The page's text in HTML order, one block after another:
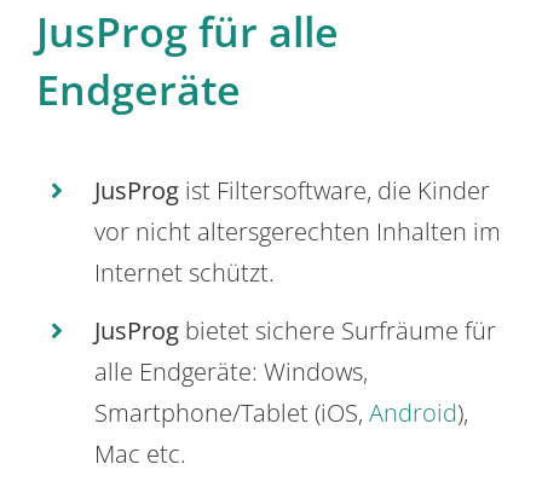
JusProg für alle
Endgeräte
JusProg ist Filtersoftware, die Kinder
vor nicht altersgerechten Inhalten im
Internet schützt.
JusProg bietet sichere Surfräume für
alle Endgeräte: Windows,
Smartphone/Tablet (iOS, Android),
Mac etc.